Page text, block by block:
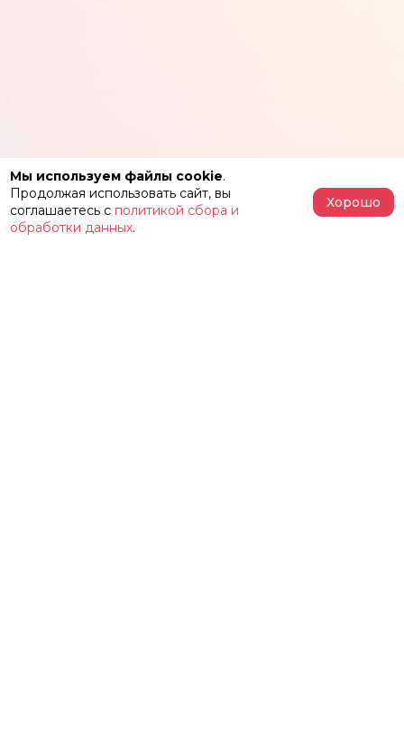
Мы используем файлы cookie.
Продолжая использовать сайт, вы
соглашаетесь с политикой сбора и
обработки данных.
Хорошо